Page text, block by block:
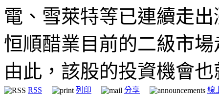
電、雪萊特等已連續走
恒順醋業目前的二級市
由此，該股的投資機會
RSS 列印 分享 線